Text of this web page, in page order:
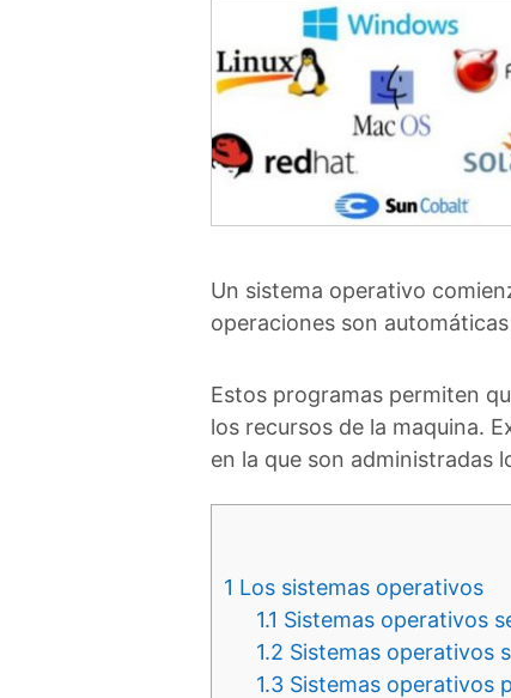
Un sistema operativo
operaciones son
Estos programas permiten
los recursos de la maquina.
en la que son administradas
1 Los sistemas operativos
1.1 Sistemas operativos
1.2 Sistemas operativos
1.3 Sistemas operativos